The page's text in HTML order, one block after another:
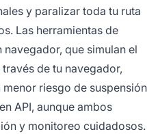
y paralizar toda tu ruta
Las herramientas de
que simulan el
de tu navegador,
riesgo de suspensión
API, aunque ambos
y monitoreo cuidadosos.